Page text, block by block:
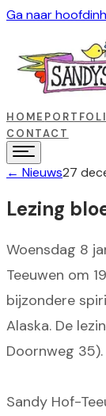
Ga naar
HOME
CONTACT
← Nieuws27
Lezing
Woensdag 8
Teeuwen om
bijzondere
Alaska. De
Doornweg 35).
Sandy Hof-